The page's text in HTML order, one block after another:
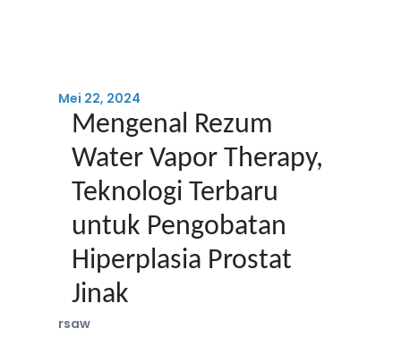
Mei 22, 2024
Mengenal Rezum
Water Vapor Therapy,
Teknologi Terbaru
untuk Pengobatan
Hiperplasia Prostat
Jinak
rsaw